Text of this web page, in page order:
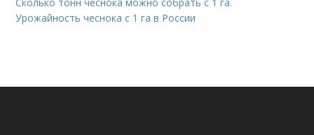
Урожайность чеснока с 1 га в России